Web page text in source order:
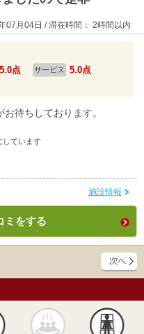
07月04日 / 滞在時間： 2時間以内
5.0点 サービス 5.0点
待ちしております。
しています
施設情報
ミをする
露天風呂 貸切風呂